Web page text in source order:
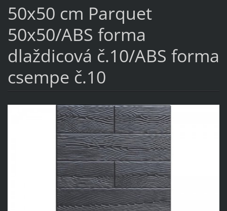
50х50 cm Parquet
50x50/ABS forma
dlaždicová č.10/ABS forma
csempe č.10